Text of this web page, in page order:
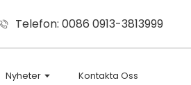
Telefon: 0086 0913-3813999
Nyheter Kontakta Oss